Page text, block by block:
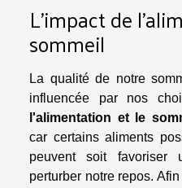
L'impact de
sommeil
La qualité de notre
influencée par nos
l'alimentation et le
car certains aliments
peuvent soit favoriser
perturber notre repos.